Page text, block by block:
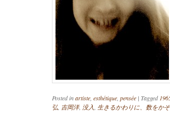
Posted inartiste, esthétique, pensée | Tagged
弘, 吉岡洋, 没入, 生きるかわりに、数をか